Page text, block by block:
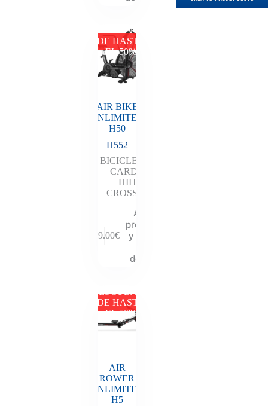
DESCUENTO
DE HASTA
EL 50%
AIR BIKE
UNLIMITED
H50
H552
BICICLETAS
CARDIO
HIIT
CROSSFIT
849.00€
Añadir al
presupuesto
y descubre
descuento
DE HASTA
EL 50%
AIR
ROWER
UNLIMITED
H5